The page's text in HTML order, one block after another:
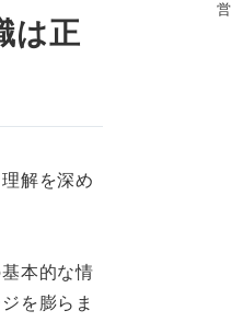
は正
解を深め
本的な情
を膨らま